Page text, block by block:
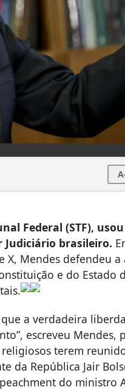
Federal (STF),
Judiciário brasileiro.
X, Mendes defendeu a
e do Estado
a verdadeira
escreveu Mendes,
terem
da República Jair
do ministro